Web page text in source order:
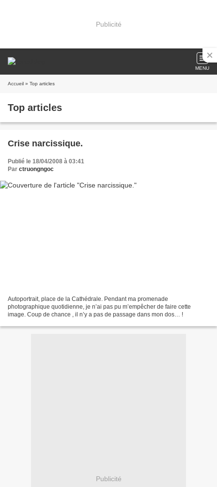
Publicité
MENU
Accueil » Top articles
Top articles
Crise narcissique.
Publié le 18/04/2008 à 03:41
Par ctruongngoc
Autoportrait, place de la Cathédrale. Pendant ma promenade
photographique quotidienne, je n’ai pas pu m’empêcher de faire cette
image. Coup de chance , il n’y a pas de passage dans mon dos… !
Publicité